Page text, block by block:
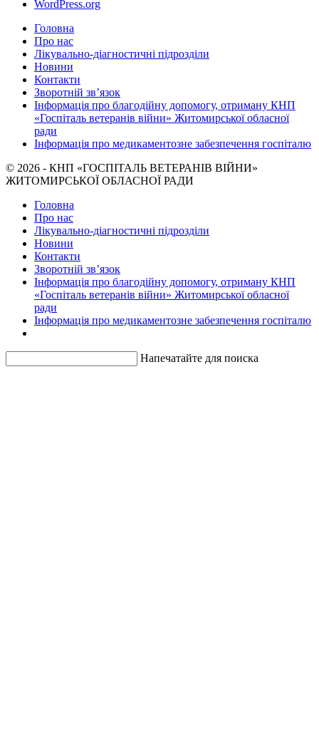
WordPress.org
Головна
Про нас
Лікувально-діагностичні підрозділи
Новини
Контакти
Зворотній зв’язок
Інформація про благодійну допомогу, отриману КНП
«Госпіталь ветеранів війни» Житомирської обласної
ради
Інформація про медикаментозне забезпечення госпіталю
© 2026 - КНП «ГОСПІТАЛЬ ВЕТЕРАНІВ ВІЙНИ»
ЖИТОМИРСЬКОЇ ОБЛАСНОЇ РАДИ
Головна
Про нас
Лікувально-діагностичні підрозділи
Новини
Контакти
Зворотній зв’язок
Інформація про благодійну допомогу, отриману КНП
«Госпіталь ветеранів війни» Житомирської обласної
ради
Інформація про медикаментозне забезпечення госпіталю
Напечатайте для поиска